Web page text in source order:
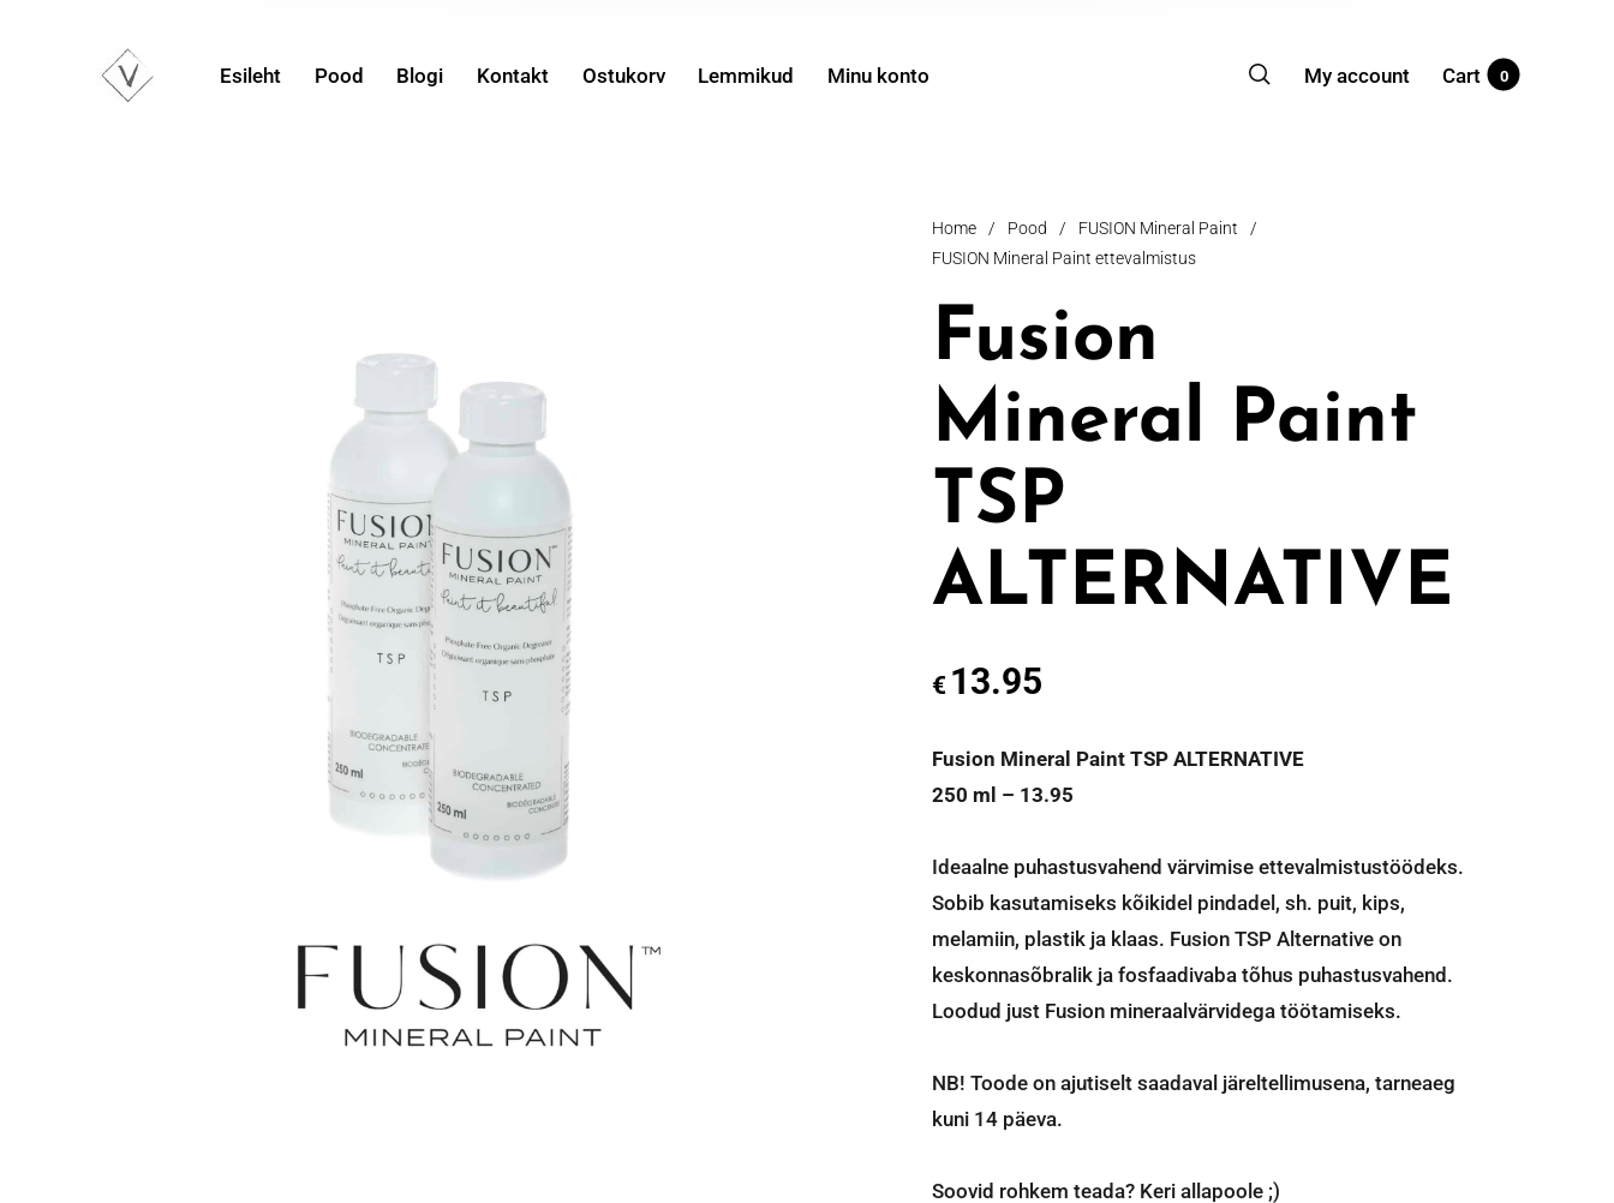
Esileht Pood Blogi Kontakt Ostukorv Lemmikud Minu konto My account Cart 0
Home / Pood / FUSION Mineral Paint
/
FUSION Mineral Paint ettevalmistus
Fusion
Mineral Paint
TSP
ALTERNATIVE
€ 13.95
Fusion Mineral Paint TSP ALTERNATIVE
250 ml – 13.95
Ideaalne puhastusvahend värvimise ettevalmistustöödeks.
Sobib kasutamiseks kõikidel pindadel, sh. puit, kips,
melamiin, plastik ja klaas. Fusion TSP Alternative on
keskonnasõbralik ja fosfaadivaba tõhus puhastusvahend.
Loodud just Fusion mineraalvärvidega töötamiseks.
NB! Toode on ajutiselt saadaval järeltellimusena, tarneaeg
kuni 14 päeva.
Soovid rohkem teada? Keri allapoole ;)